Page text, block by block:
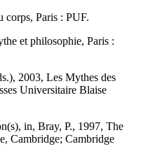
Paris : PUF.
et philosophie, Paris :
2003, Les Mythes des
Universitaire Blaise
in, Bray, P., 1997, The
Cambridge; Cambridge